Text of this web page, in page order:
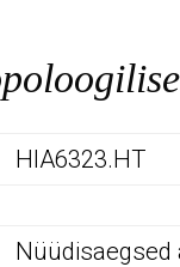
HIA6323.HT
Nüüdisaegsed